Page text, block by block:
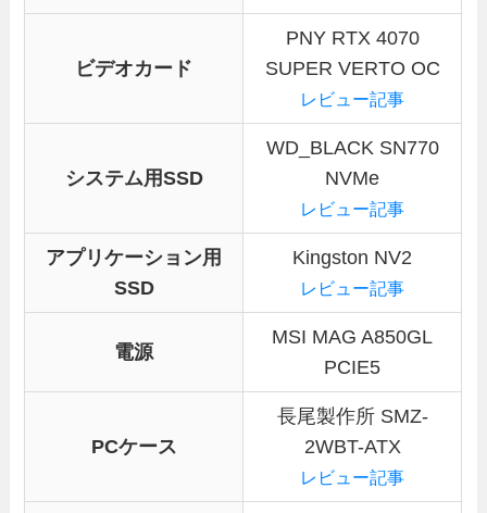
ビデオカード
PNY RTX 4070
SUPER VERTO OC
レビュー記事
システム用SSD
WD_BLACK SN770
NVMe
レビュー記事
アプリケーション用
SSD
Kingston NV2
レビュー記事
電源
MSI MAG A850GL
PCIE5
PCケース
長尾製作所 SMZ-
2WBT-ATX
レビュー記事